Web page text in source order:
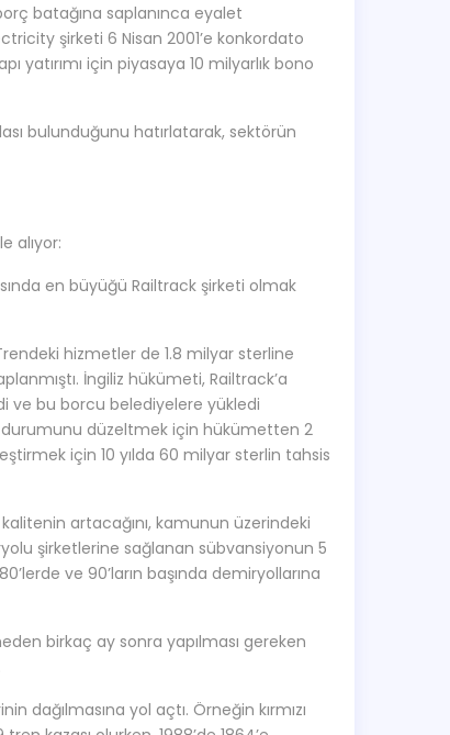
batağına saplanınca eyalet
şirketi 6 Nisan 2001’e konkordato
yatırımı için piyasaya 10 milyarlık bono
bulunduğunu hatırlatarak, sektörün
alıyor:
en büyüğü Railtrack şirketi olmak
hizmetler de 1.8 milyar sterline
İngiliz hükümeti, Railtrack’a
ve bu borcu belediyelere yükledi
durumunu düzeltmek için hükümetten 2
için 10 yılda 60 milyar sterlin tahsis
artacağını, kamunun üzerindeki
şirketlerine sağlanan sübvansiyonun 5
ve 90’ların başında demiryollarına
birkaç ay sonra yapılması gereken
dağılmasına yol açtı. Örneğin kırmızı